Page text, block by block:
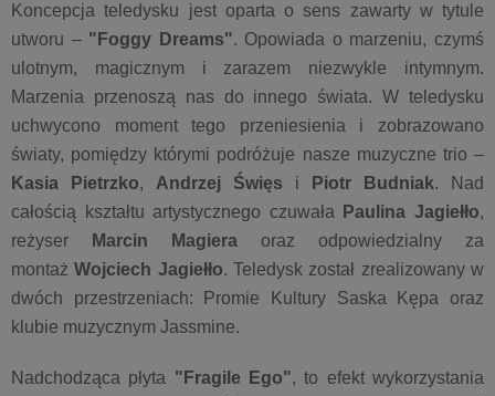
Koncepcja teledysku jest oparta o sens zawarty w tytule
utworu – "Foggy Dreams". Opowiada o marzeniu, czymś
ulotnym, magicznym i zarazem niezwykle intymnym.
Marzenia przenoszą nas do innego świata. W teledysku
uchwycono moment tego przeniesienia i zobrazowano
światy, pomiędzy którymi podróżuje nasze muzyczne trio –
Kasia Pietrzko, Andrzej Święs i Piotr Budniak. Nad
całością kształtu artystycznego czuwała Paulina Jagiełło,
reżyser
Marcin Magiera oraz odpowiedzialny za
montaż Wojciech Jagiełło. Teledysk został zrealizowany w
dwóch przestrzeniach: Promie Kultury Saska Kępa oraz
klubie muzycznym Jassmine.
Nadchodząca płyta "Fragile Ego", to efekt wykorzystania